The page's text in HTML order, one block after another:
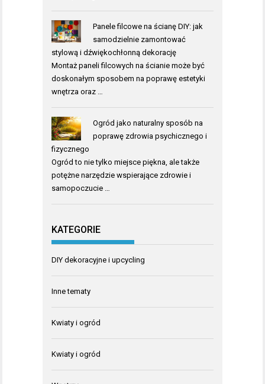
Panele filcowe na ścianę DIY: jak
samodzielnie zamontować
stylową i dźwiękochłonną dekorację
Montaż paneli filcowych na ścianie może być
doskonałym sposobem na poprawę estetyki
wnętrza oraz …
Ogród jako naturalny sposób na
poprawę zdrowia psychicznego i
fizycznego
Ogród to nie tylko miejsce piękna, ale także
potężne narzędzie wspierające zdrowie i
samopoczucie …
KATEGORIE
DIY dekoracyjne i upcycling
Inne tematy
Kwiaty i ogród
Kwiaty i ogród